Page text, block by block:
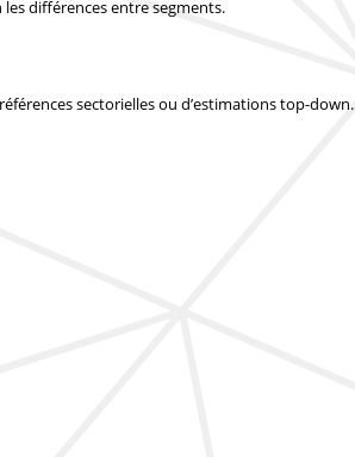
différences entre segments.
sectorielles ou d’estimations top-down.